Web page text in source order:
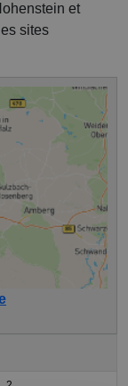
et
sites